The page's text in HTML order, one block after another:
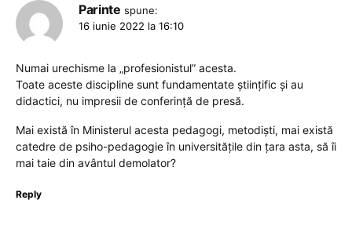
Parinte spune:
16 iunie 2022 la 16:10
Numai urechisme la „profesionistul” acesta.
Toate aceste discipline sunt fundamentate științific și au
didactici, nu impresii de conferință de presă.
Mai există în Ministerul acesta pedagogi, metodiști, mai există
catedre de psiho-pedagogie în universitățile din țara asta, să îi
mai taie din avântul demolator?
Reply